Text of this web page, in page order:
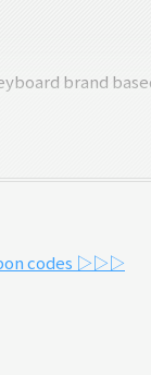
brand
codes ▷▷▷